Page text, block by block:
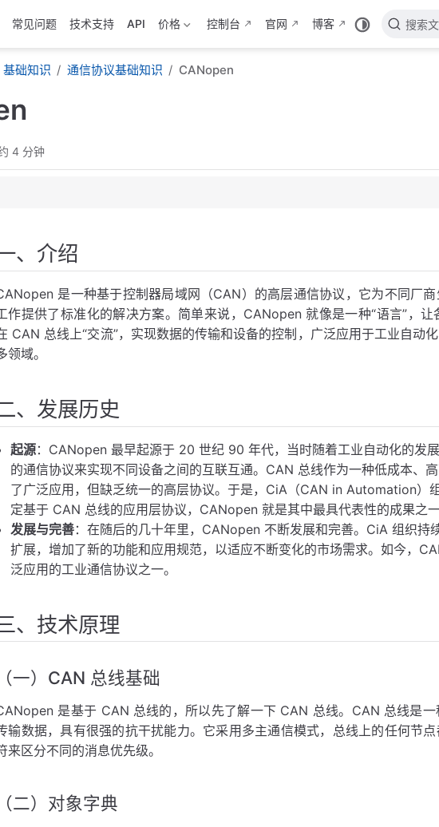
常见问题 技术支持 API 价格 控制台 官网 博客 搜索
基础知识 通信协议基础知识 CANopen
4 分钟
础
、介绍
是一种基于控制器局域网（CAN）的高层通信协议，它为不同厂
作提供了标准化的解决方案。简单来说，CANopen 就像是一种“语言”，
CAN 总线上“交流”，实现数据的传输和设备的控制，广泛应用于工业自动
领域。
、发展历史
起源：CANopen 最早起源于 20 世纪 90 年代，当时随着工业自动化的发
的通信协议来实现不同设备之间的互联互通。CAN 总线作为一种低成本、
了广泛应用，但缺乏统一的高层协议。于是，CiA（CAN in Automation）
定基于 CAN 总线的应用层协议，CANopen 就是其中最具代表性的成果之一
发展与完善：在随后的几十年里，CANopen 不断发展和完善。CiA 组织持
扩展，增加了新的功能和应用规范，以适应不断变化的市场需求。如今，
泛应用的工业通信协议之一。
、技术原理
（一）CAN 总线基础
是基于 CAN 总线的，所以先了解一下 CAN 总线。CAN 总线是
输数据，具有很强的抗干扰能力。它采用多主通信模式，总线上的任何节
来区分不同的消息优先级。
（二）对象字典